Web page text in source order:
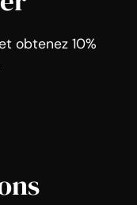
obtenez 10%